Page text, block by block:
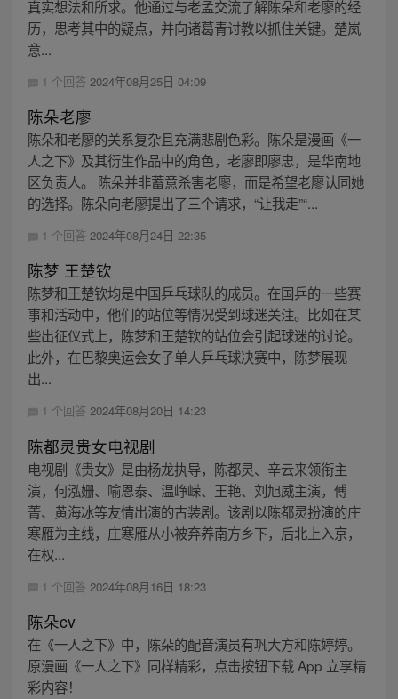
真实想法和所求。他通过与老孟交流了解陈朵和老廖的经
历，思考其中的疑点，并向诸葛青讨教以抓住关键。楚岚
意...
1 个回答 2024年08月25日 04:09
陈朵老廖
陈朵和老廖的关系复杂且充满悲剧色彩。陈朵是漫画《一
人之下》及其衍生作品中的角色，老廖即廖忠，是华南地
区负责人。 陈朵并非蓄意杀害老廖，而是希望老廖认同她
的选择。陈朵向老廖提出了三个请求，“让我走”“...
1 个回答 2024年08月24日 22:35
陈梦 王楚钦
陈梦和王楚钦均是中国乒乓球队的成员。在国乒的一些赛
事和活动中，他们的站位等情况受到球迷关注。比如在某
些出征仪式上，陈梦和王楚钦的站位会引起球迷的讨论。
此外，在巴黎奥运会女子单人乒乓球决赛中，陈梦展现
出...
1 个回答 2024年08月20日 14:23
陈都灵贵女电视剧
电视剧《贵女》是由杨龙执导，陈都灵、辛云来领衔主
演，何泓姗、喻恩泰、温峥嵘、王艳、刘旭威主演，傅
菁、黄海冰等友情出演的古装剧。该剧以陈都灵扮演的庄
寒雁为主线，庄寒雁从小被弃养南方乡下，后北上入京，
在权...
1 个回答 2024年08月16日 18:23
陈朵cv
在《一人之下》中，陈朵的配音演员有巩大方和陈婷婷。
原漫画《一人之下》同样精彩，点击按钮下载 App 立享精
彩内容！